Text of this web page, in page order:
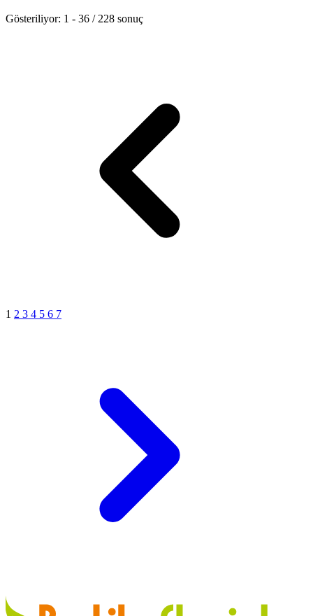
Gösteriliyor: 1 - 36 / 228 sonuç
1 2 3 4 5 6 7